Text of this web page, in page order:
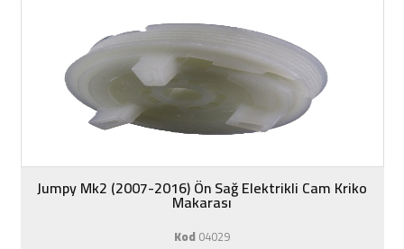
Jumpy Mk2 (2007-2016) Ön Sağ Elektrikli Cam Kriko
Makarası
Kod04029